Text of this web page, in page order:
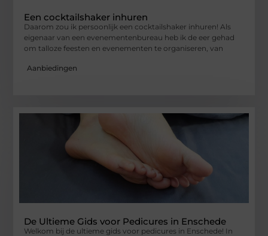
Een cocktailshaker inhuren
Daarom zou ik persoonlijk een cocktailshaker inhuren! Als
eigenaar van een evenementenbureau heb ik de eer gehad
om talloze feesten en evenementen te organiseren, van
Aanbiedingen
De Ultieme Gids voor Pedicures in Enschede
Welkom bij de ultieme gids voor pedicures in Enschede! In